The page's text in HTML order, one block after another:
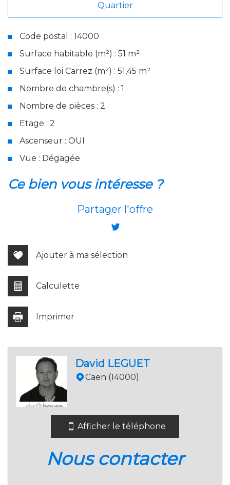
Quartier
Code postal : 14000
Surface habitable (m²) : 51 m²
Surface loi Carrez (m²) : 51,45 m²
Nombre de chambre(s) : 1
Nombre de pièces : 2
Etage : 2
Ascenseur : OUI
Vue : Dégagée
la ville de caen (14000)
Bar
Cinéma
Collège
École maternelle
Enseignement supérieur
ce bien vous intéresse ?
Partager l'offre
Ajouter à ma sélection
Calculette
Imprimer
David LEGUET
Caen (14000)
Afficher le téléphone
nous contacter